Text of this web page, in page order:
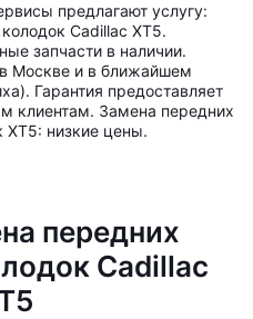
предлагают услугу:
Cadillac XT5.
запчасти в наличии.
Москве и в ближайшем
Гарантия предоставляет
клиентам. Замена передних
ХТ5: низкие цены.
передних
Cadillac